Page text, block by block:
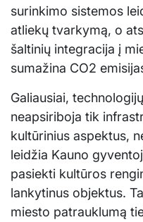
surinkimo sistemos
atliekų tvarkymą, o
šaltinių integracija į
sumažina CO2
Galiausiai,
neapsiriboja tik
kultūrinius aspektus,
leidžia Kauno
pasiekti kultūros
lankytinus objektus.
miesto patrauklumą